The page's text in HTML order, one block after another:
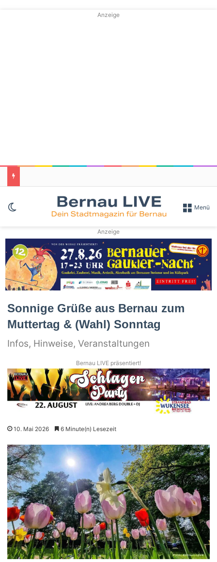
Anzeige
Skin umschalten Menü
Anzeige
Sonnige Grüße aus Bernau zum
Muttertag & (Wahl) Sonntag
Infos, Hinweise, Veranstaltungen
Bernau LIVE präsentiert!
10. Mai 2026 6 Minute(n) Lesezeit